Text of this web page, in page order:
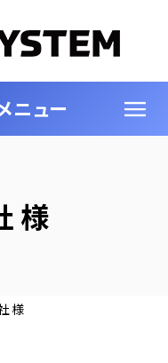
ニュー
じる
様
様